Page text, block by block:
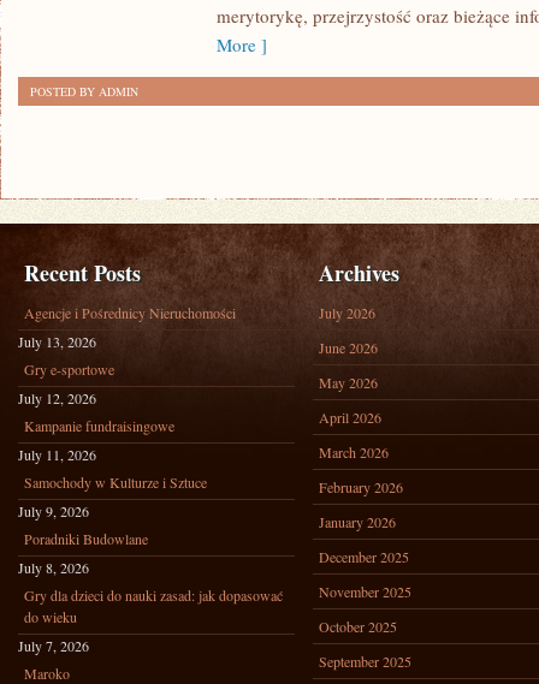
merytorykę, przejrzystość oraz bieżące
More ]
POSTED BY ADMIN
Recent Posts
Agencje i Pośrednicy Nieruchomości
July 13, 2026
Gry e-sportowe
July 12, 2026
Kampanie fundraisingowe
July 11, 2026
Samochody w Kulturze i Sztuce
July 9, 2026
Poradniki Budowlane
July 8, 2026
Gry dla dzieci do nauki zasad: jak dopasować
do wieku
July 7, 2026
Maroko
Archives
July 2026
June 2026
May 2026
April 2026
March 2026
February 2026
January 2026
December 2025
November 2025
October 2025
September 2025